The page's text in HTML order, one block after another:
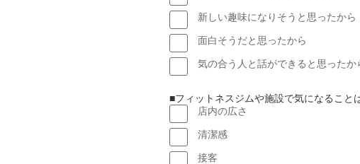
新しい趣味になりそうと思ったから
面白そうだと思ったから
気の合う人と話ができると思ったか
■フィットネスジムや施設で気になること
店内の広さ
清潔感
接客